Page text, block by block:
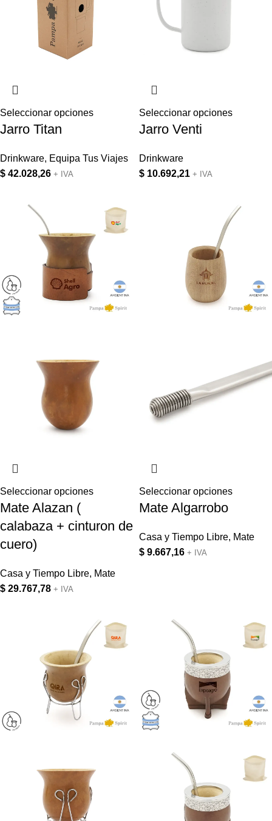
Seleccionar opciones
Jarro Titan
Drinkware, Equipa Tus Viajes
$ 42.028,26 + IVA
Seleccionar opciones
Jarro Venti
Drinkware
$ 10.692,21 + IVA
Seleccionar opciones
Mate Alazan (
calabaza + cinturon de
cuero)
Casa y Tiempo Libre, Mate
$ 29.767,78 + IVA
Seleccionar opciones
Mate Algarrobo
Casa y Tiempo Libre, Mate
$ 9.667,16 + IVA